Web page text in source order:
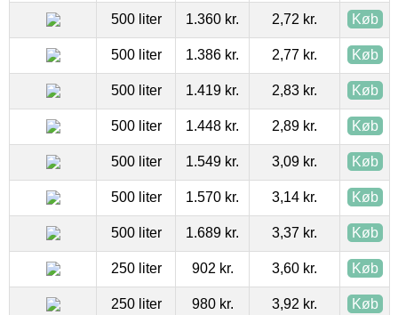
500 liter 1.360 kr. 2,72 kr. Køb
500 liter 1.386 kr. 2,77 kr. Køb
500 liter 1.419 kr. 2,83 kr. Køb
500 liter 1.448 kr. 2,89 kr. Køb
500 liter 1.549 kr. 3,09 kr. Køb
500 liter 1.570 kr. 3,14 kr. Køb
500 liter 1.689 kr. 3,37 kr. Køb
250 liter 902 kr. 3,60 kr. Køb
250 liter 980 kr. 3,92 kr. Køb